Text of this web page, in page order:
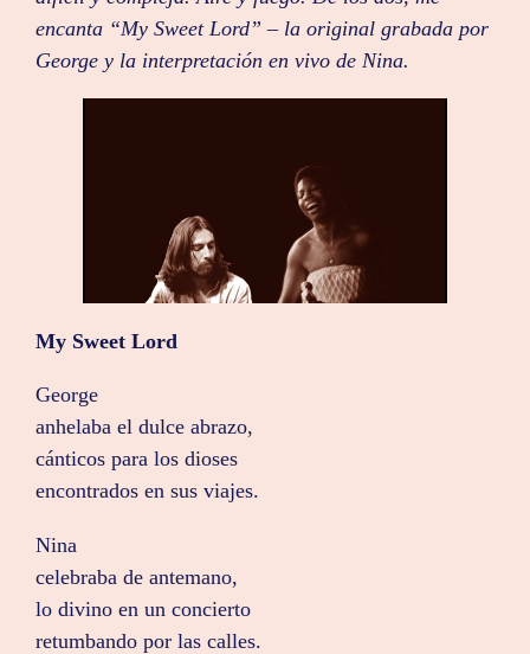
encanta “My Sweet Lord” – la original grabada por
George y la interpretación en vivo de Nina.
My Sweet Lord
George
anhelaba el dulce abrazo,
cánticos para los dioses
encontrados en sus viajes.
Nina
celebraba de antemano,
lo divino en un concierto
retumbando por las calles.